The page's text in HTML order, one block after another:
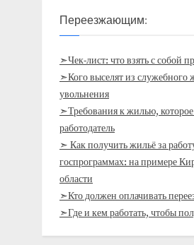
Переезжающим:
➣Чек-лист: что взять с собой
➣Кого выселят из служебного
увольнения
➣Требования к жилью, которое
работодатель
➣ Как получить жильё за
госпрограммах: на примере
области
➣Кто должен оплачивать
➣Где и кем работать, чтобы